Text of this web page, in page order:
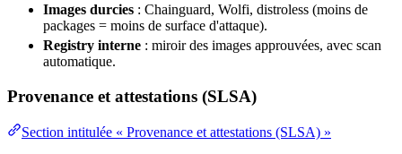
Images durcies : Chainguard, Wolfi, distroless (moins de
packages = moins de surface d'attaque).
Registry interne : miroir des images approuvées, avec scan
automatique.
Provenance et attestations (SLSA)
Section intitulée « Provenance et attestations (SLSA) »